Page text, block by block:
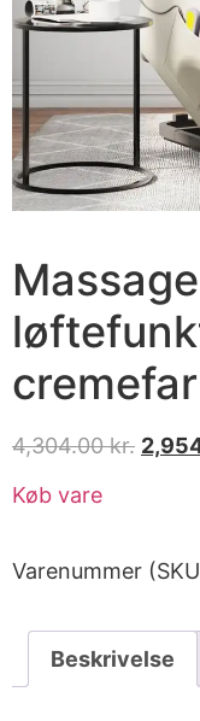
4,304.00kr.
Køb vare
Varenummer
Beskrivelse